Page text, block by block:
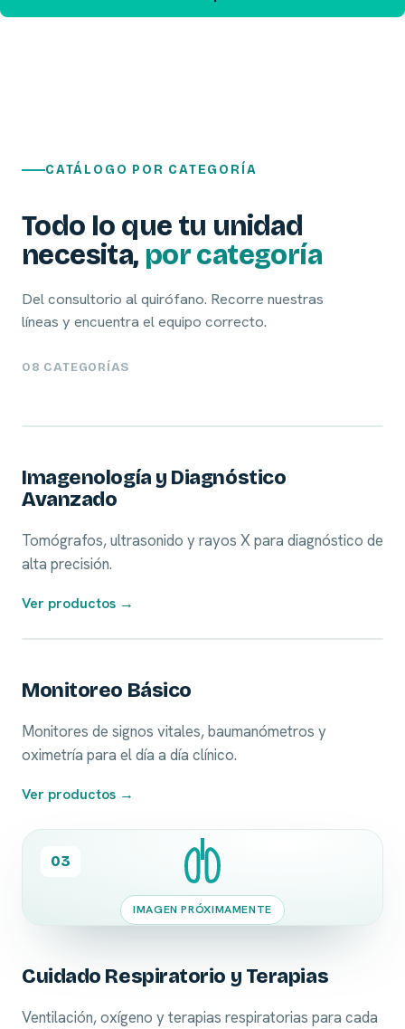
CATÁLOGO POR CATEGORÍA
Todo lo que tu unidad
necesita, por categoría
Del consultorio al quirófano. Recorre nuestras
líneas y encuentra el equipo correcto.
08 CATEGORÍAS
Imagenología y Diagnóstico
Avanzado
Tomógrafos, ultrasonido y rayos X para diagnóstico de
alta precisión.
Ver productos →
Monitoreo Básico
Monitores de signos vitales, baumanómetros y
oximetría para el día a día clínico.
Ver productos →
03
IMAGEN PRÓXIMAMENTE
Cuidado Respiratorio y Terapias
Ventilación, oxígeno y terapias respiratorias para cada